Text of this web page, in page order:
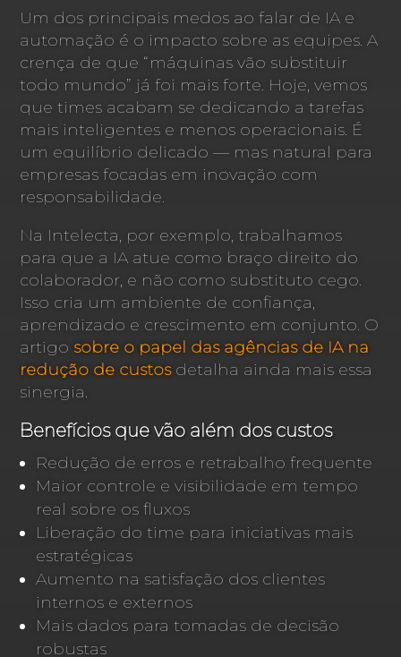
Um dos principais medos ao falar de IA e
automação é o impacto sobre as equipes. A
crença de que “máquinas vão substituir
todo mundo” já foi mais forte. Hoje, vemos
que times acabam se dedicando a tarefas
mais inteligentes e menos operacionais. É
um equilíbrio delicado — mas natural para
empresas focadas em inovação com
responsabilidade.
Na Intelecta, por exemplo, trabalhamos
para que a IA atue como braço direito do
colaborador, e não como substituto cego.
Isso cria um ambiente de confiança,
aprendizado e crescimento em conjunto. O
artigo sobre o papel das agências de IA na
redução de custosdetalha ainda mais essa
sinergia.
Benefícios que vão além dos custos
Redução de erros e retrabalho frequente
Maior controle e visibilidade em tempo
real sobre os fluxos
Liberação do time para iniciativas mais
estratégicas
Aumento na satisfação dos clientes
internos e externos
Mais dados para tomadas de decisão
robustas